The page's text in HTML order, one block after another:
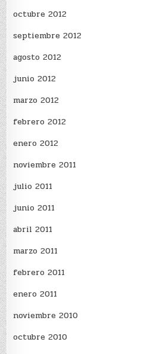
octubre 2012
septiembre 2012
agosto 2012
junio 2012
marzo 2012
febrero 2012
enero 2012
noviembre 2011
julio 2011
junio 2011
abril 2011
marzo 2011
febrero 2011
enero 2011
noviembre 2010
octubre 2010